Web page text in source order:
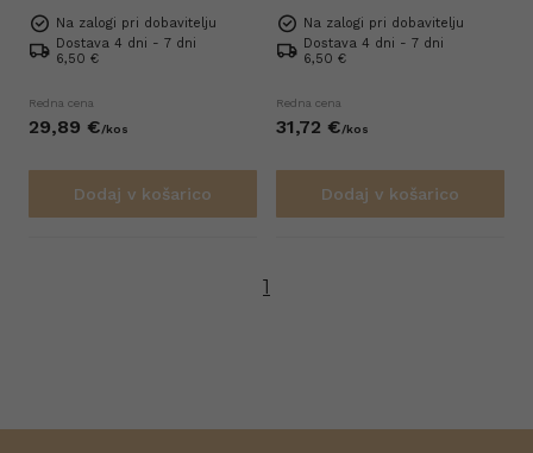
Na zalogi pri dobavitelju
Dostava 4 dni - 7 dni
6,50 €
Redna cena
29,89 €/kos
Dodaj v košarico
Na zalogi pri dobavitelju
Dostava 4 dni - 7 dni
6,50 €
Redna cena
31,72 €/kos
Dodaj v košarico
1